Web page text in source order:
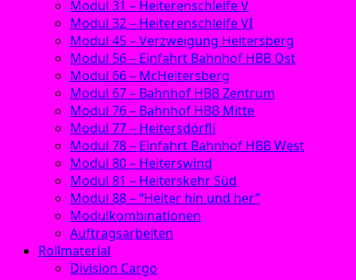
Modul 31 – Heiterenschleife V
Modul 32 – Heiterenschleife VI
Modul 45 – Verzweigung Heitersberg
Modul 56 – Einfahrt Bahnhof HBB Ost
Modul 66 – McHeitersberg
Modul 67 – Bahnhof HBB Zentrum
Modul 76 – Bahnhof HBB Mitte
Modul 77 – Heitersdörfli
Modul 78 – Einfahrt Bahnhof HBB West
Modul 80 – Heiterswind
Modul 81 – Heiterskehr Süd
Modul 88 – “Heiter hin und her”
Modulkombinationen
Auftragsarbeiten
Rollmaterial
Division Cargo